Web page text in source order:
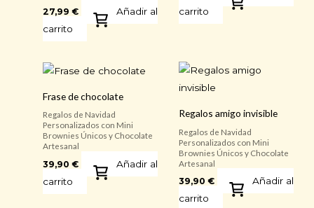
27,99€
Añadir al
carrito
carrito
Frase de chocolate
Regalos de Navidad
Personalizados con Mini
Brownies Únicos y Chocolate
Artesanal
39,90€
Añadir al
carrito
Regalos amigo invisible
Regalos de Navidad
Personalizados con Mini
Brownies Únicos y Chocolate
Artesanal
39,90 €
Añadir al
carrito